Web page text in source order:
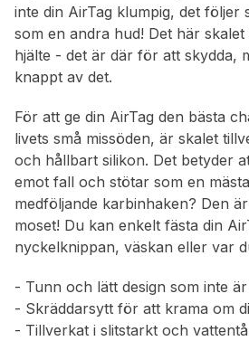
inte din AirTag klumpig, det följer
som en andra hud! Det här
hjälte - det är där för att skydda,
knappt av det.
För att ge din AirTag den bästa
livets små missöden, är skalet
och hållbart silikon. Det betyder
emot fall och stötar som en
medföljande karbinhaken? Den
moset! Du kan enkelt fästa din
nyckelknippan, väskan eller var
- Tunn och lätt design som inte
- Skräddarsytt för att krama om
- Tillverkat i slitstarkt och